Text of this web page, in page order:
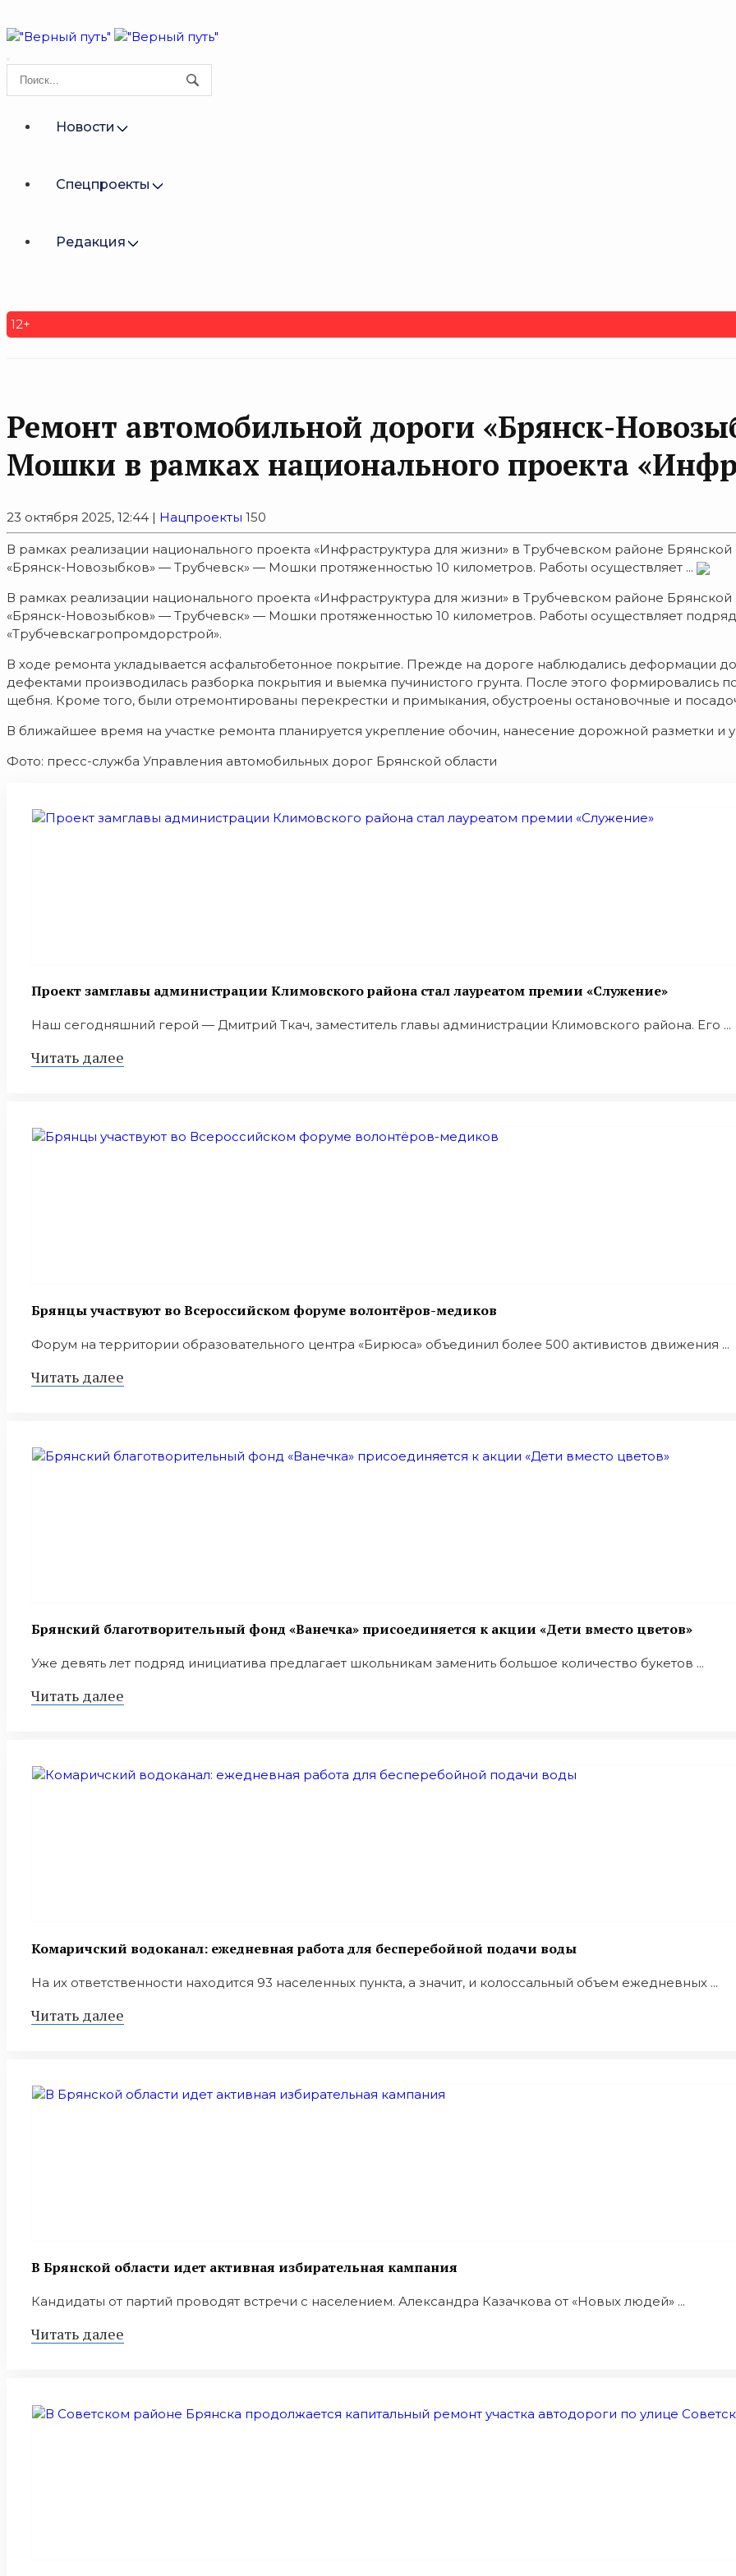
Новости
Спецпроекты
Редакция
12+
Ремонт автомобильной дороги «Брянск-
Мошки в рамках национального проекта
23 октября 2025, 12:44 | Нацпроекты 150
В рамках реализации национального проекта «Инфраструктура для жизни» в Трубчевском районе
«Брянск-Новозыбков» — Трубчевск» — Мошки протяженностью 10 километров. Работы осуществляет ...
В рамках реализации национального проекта «Инфраструктура для жизни» в Трубчевском районе
«Брянск-Новозыбков» — Трубчевск» — Мошки протяженностью 10 километров. Работы осуществляет
«Трубчевскагропромдорстрой».
В ходе ремонта укладывается асфальтобетонное покрытие. Прежде на дороге наблюдались деформации
дефектами производилась разборка покрытия и выемка пучинистого грунта. После этого
щебня. Кроме того, были отремонтированы перекрестки и примыкания, обустроены остановочные и
В ближайшее время на участке ремонта планируется укрепление обочин, нанесение дорожной разметки и
Фото: пресс-служба Управления автомобильных дорог Брянской области
Проект замглавы администрации Климовского района стал лауреатом премии «Служение»
Наш сегодняшний герой — Дмитрий Ткач, заместитель главы администрации Климовского района. Его ...
Читать далее
Брянцы участвуют во Всероссийском форуме волонтёров-медиков
Форум на территории образовательного центра «Бирюса» объединил более 500 активистов движения ...
Читать далее
Брянский благотворительный фонд «Ванечка» присоединяется к акции «Дети вместо цветов»
Уже девять лет подряд инициатива предлагает школьникам заменить большое количество букетов ...
Читать далее
Комаричский водоканал: ежедневная работа для бесперебойной подачи воды
На их ответственности находится 93 населенных пункта, а значит, и колоссальный объем ежедневных ...
Читать далее
В Брянской области идет активная избирательная кампания
Кандидаты от партий проводят встречи с населением. Александра Казачкова от «Новых людей» ...
Читать далее